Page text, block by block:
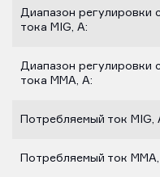
Диапазон регулировки
тока MIG, А:
Диапазон регулировки
тока MMA, А:
Потребляемый ток MIG,
Потребляемый ток